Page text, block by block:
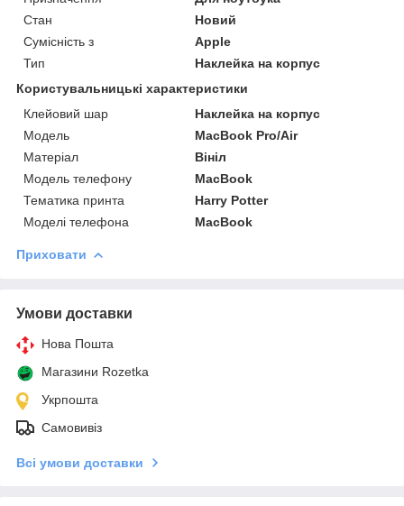
Стан
Новий
Сумісність з
Apple
Тип
Наклейка на корпус
Користувальницькі характеристики
Клейовий шар
Наклейка на корпус
Мoдель
MacBook Pro/Air
Матеріал
Вініл
Модель телефону
MacBook
Тематика принта
Harry Potter
Моделі телефона
MacBook
Приховати
Умови доставки
Нова Пошта
Магазини Rozetka
Укрпошта
Самовивіз
Всі умови доставки